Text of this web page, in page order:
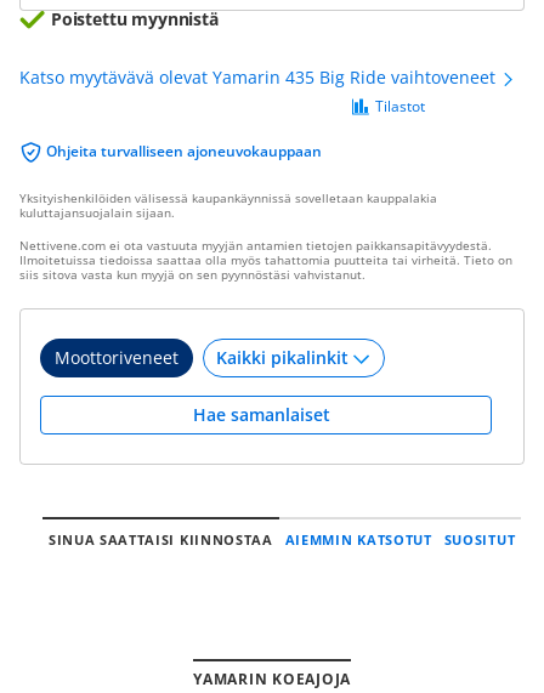
Poistettu myynnistä
Katso myytävävä olevat Yamarin 435 Big Ride vaihtoveneet
Ohjeita turvalliseen ajoneuvokauppaan
Tilastot
Yksityishenkilöiden välisessä kaupankäynnissä sovelletaan kauppalakia
kuluttajansuojalain sijaan.
Nettivene.com ei ota vastuuta myyjän antamien tietojen paikkansapitävyydestä.
Ilmoitetuissa tiedoissa saattaa olla myös tahattomia puutteita tai virheitä. Tieto on
siis sitova vasta kun myyjä on sen pyynnöstäsi vahvistanut.
Moottoriveneet
Hae samanlaiset
SINUA SAATTAISI KIINNOSTAA AIEMMIN KATSOTUT SUOSITUT
YAMARIN KOEAJOJA